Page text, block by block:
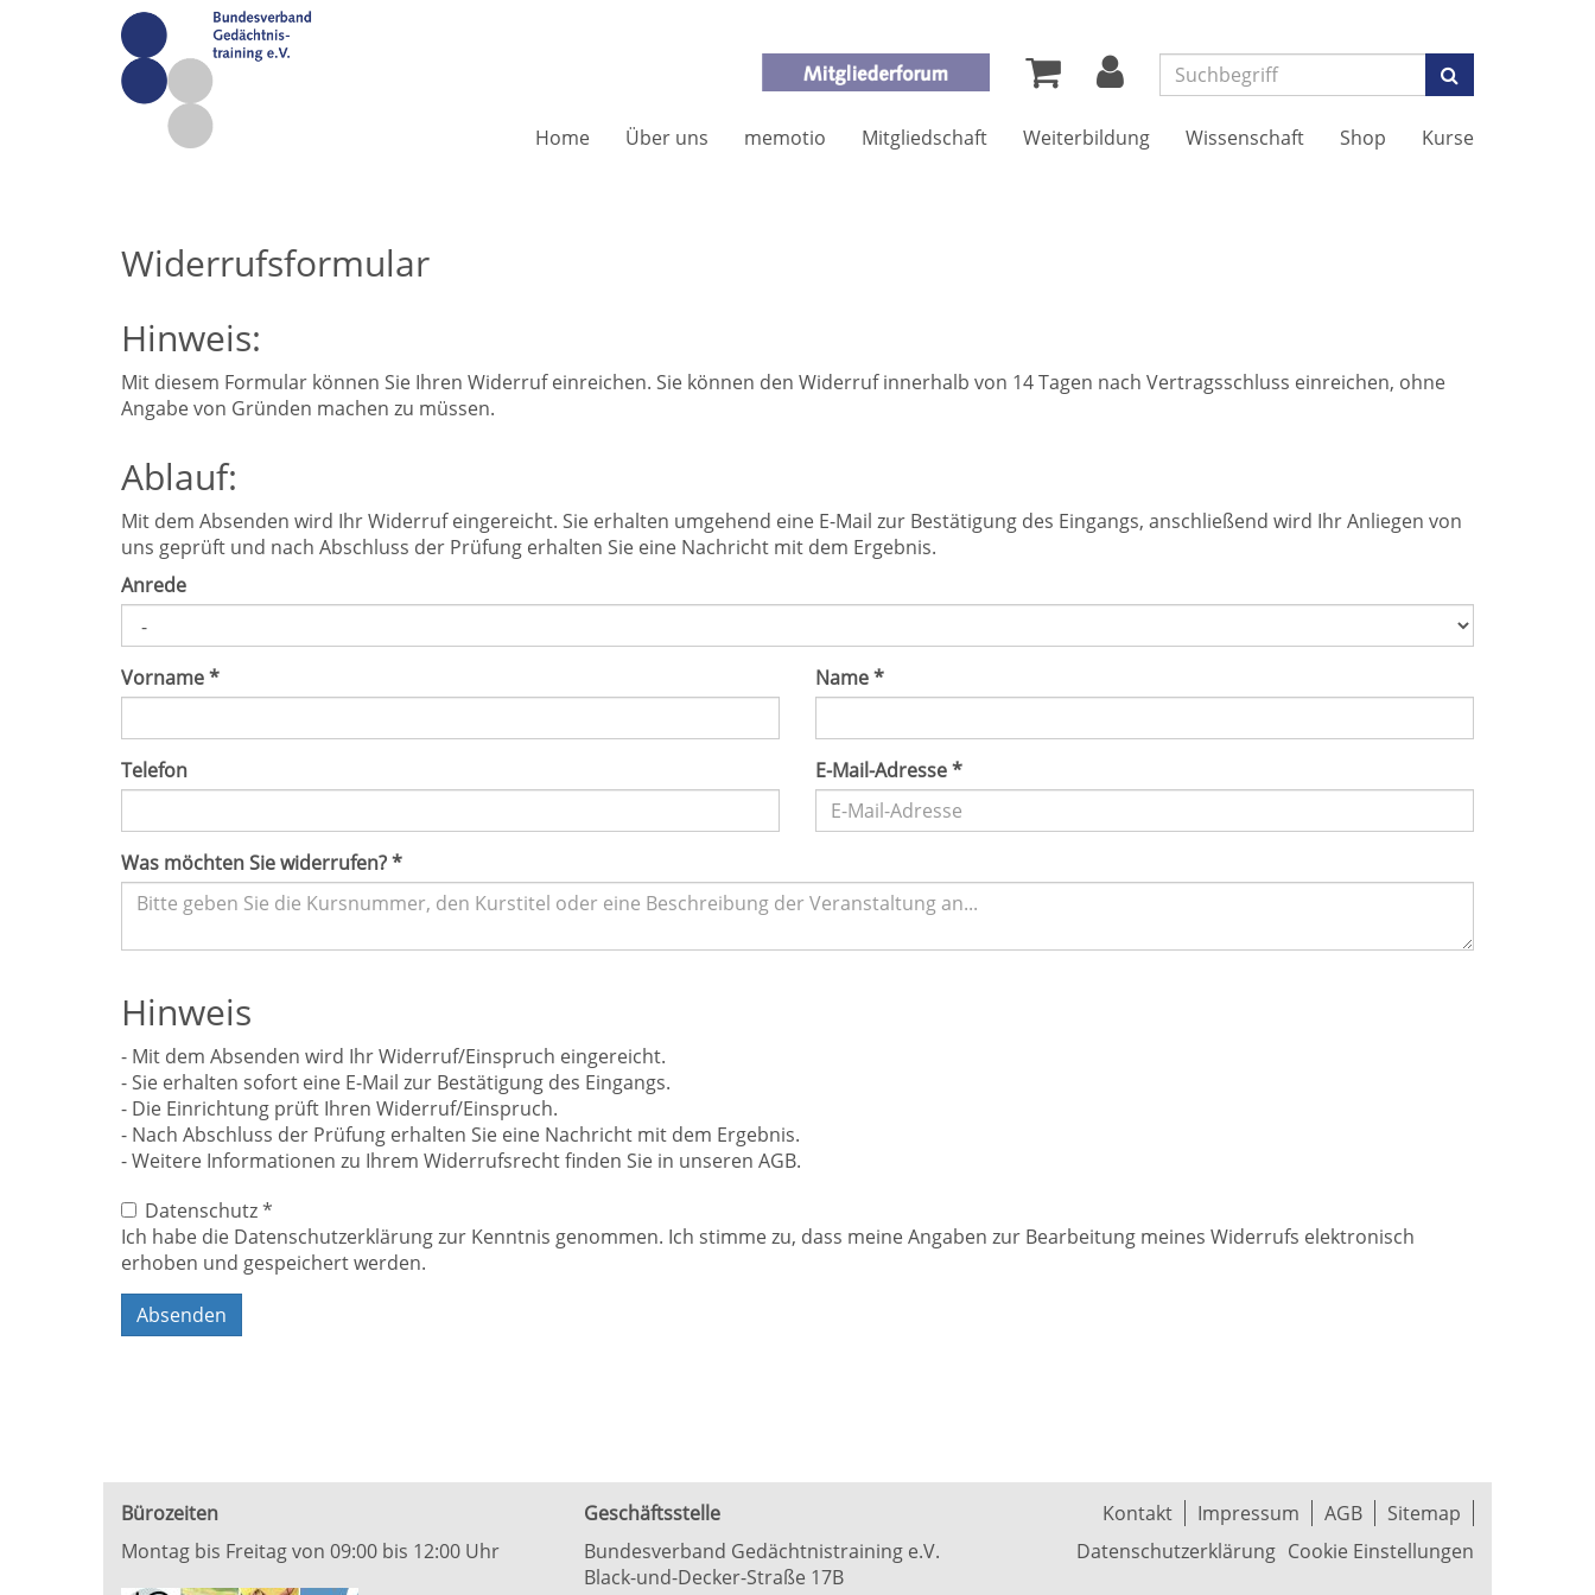
Suchen
Home Über uns memotio Mitgliedschaft Weiterbildung Wissenschaft Shop Kurse
Widerrufsformular
Hinweis:
Mit diesem Formular können Sie Ihren Widerruf einreichen. Sie können den Widerruf innerhalb von 14 Tagen nach Vertragsschluss einreichen, ohne
Angabe von Gründen machen zu müssen.
Ablauf:
Mit dem Absenden wird Ihr Widerruf eingereicht. Sie erhalten umgehend eine E-Mail zur Bestätigung des Eingangs, anschließend wird Ihr Anliegen von
uns geprüft und nach Abschluss der Prüfung erhalten Sie eine Nachricht mit dem Ergebnis.
Anrede
Vorname* Name*
Telefon E-Mail-Adresse*
Was möchten Sie widerrufen?*
Hinweis
- Mit dem Absenden wird Ihr Widerruf/Einspruch eingereicht.
- Sie erhalten sofort eine E-Mail zur Bestätigung des Eingangs.
- Die Einrichtung prüft Ihren Widerruf/Einspruch.
- Nach Abschluss der Prüfung erhalten Sie eine Nachricht mit dem Ergebnis.
- Weitere Informationen zu Ihrem Widerrufsrecht finden Sie in unseren AGB.
Datenschutz*
Ich habe die Datenschutzerklärung zur Kenntnis genommen. Ich stimme zu, dass meine Angaben zur Bearbeitung meines Widerrufs elektronisch
erhoben und gespeichert werden.
Absenden
Bürozeiten
Montag bis Freitag von 09:00 bis 12:00 Uhr
Geschäftsstelle
Bundesverband Gedächtnistraining e.V.
Black-und-Decker-Straße 17B
Kontakt Impressum AGB
Sitemap
Datenschutzerklärung Cookie Einstellungen